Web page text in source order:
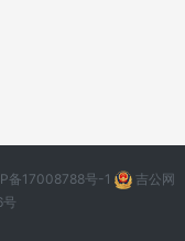
备17008788号-1
吉公网